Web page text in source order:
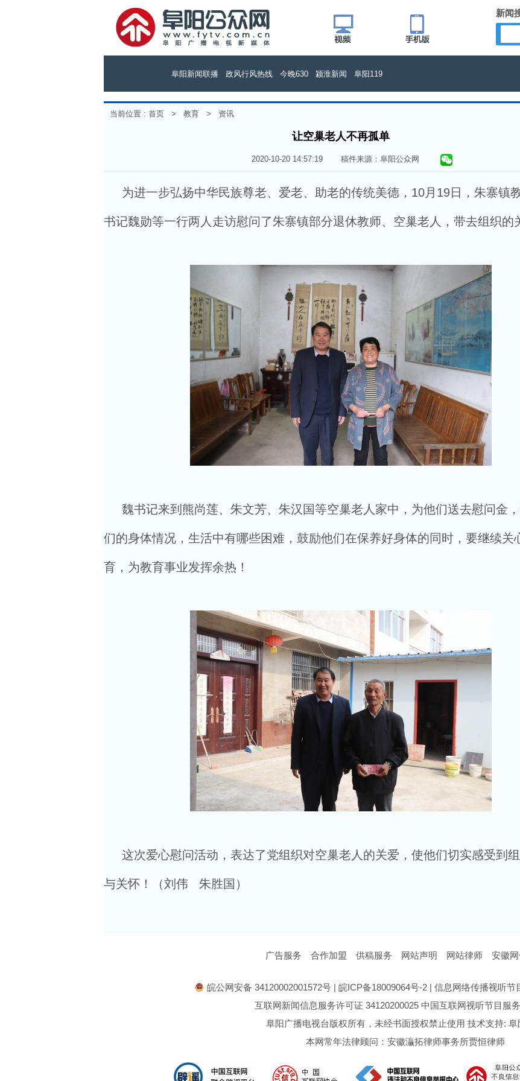
新闻
阜阳新闻联播 政风行风热线 今晚630 颍淮新闻 阜阳119
当前位置 : 首页 > 教育 > 资讯
让空巢老人不再孤单
2020-10-20 14:57:19 稿件来源：阜阳公众网
为进一步弘扬中华民族尊老、爱老、助老的传统美德，10月19日，朱寨镇
书记魏勋等一行两人走访慰问了朱寨镇部分退休教师、空巢老人，带去组织的
魏书记来到熊尚莲、朱文芳、朱汉国等空巢老人家中，为他们送去慰问金
们的身体情况，生活中有哪些困难，鼓励他们在保养好身体的同时，要继续关
育，为教育事业发挥余热！
这次爱心慰问活动，表达了党组织对空巢老人的关爱，使他们切实感受到
与关怀！（刘伟 朱胜国）
广告服务 合作加盟 供稿服务 网站声明 网站律师 安徽
皖公网安备 34120002001572号 | 皖ICP备18009064号-2 | 信息网络传播视听节
互联网新闻信息服务许可证 34120200025 中国互联网视听节目服
阜阳广播电视台版权所有，未经书面授权禁止使用 技术支持: 阜
本网常年法律顾问：安徽灜拓律师事务所贾恒律师